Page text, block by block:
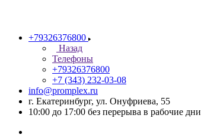
+79326376800
Назад
Телефоны
+79326376800
+7 (343) 232-03-08
info@promplex.ru
г. Екатеринбург, ул. Онуфриева, 55
10:00 до 17:00 без перерыва в рабочие дни